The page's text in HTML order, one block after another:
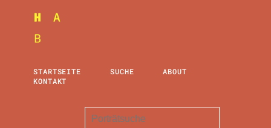
STARTSEITE SUCHE
ABOUT
KONTAKT